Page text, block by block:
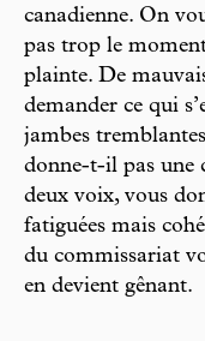
canadienne. On
pas trop le
plainte. De
demander ce qui
jambes
donne-t-il pas une
deux voix, vous
fatiguées mais
du commissariat
en devient gênant.